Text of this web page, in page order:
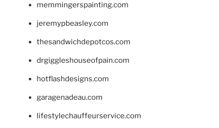
memmingerspainting.com
jeremypbeasley.com
thesandwichdepotcos.com
drgiggleshouseofpain.com
hotflashdesigns.com
garagenadeau.com
lifestylechauffeurservice.com